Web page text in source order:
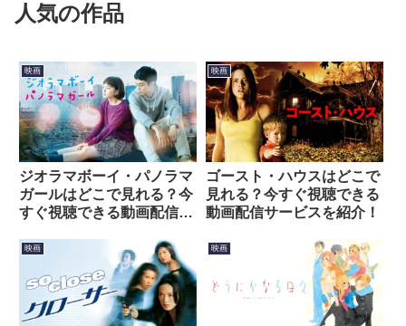
人気の作品
映画
ジオラマボーイ・パノラマ
ガールはどこで見れる？今
すぐ視聴できる動画配信サ
映画
ゴースト・ハウスはどこで
見れる？今すぐ視聴できる
動画配信サービスを紹介！
映画 映画